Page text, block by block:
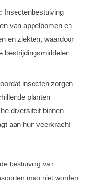
Insectenbestuiving
van appelbomen en
en ziekten, waardoor
bestrijdingsmiddelen
insecten zorgen
planten,
diversiteit binnen
aan hun veerkracht
bestuiving van
mag niet worden